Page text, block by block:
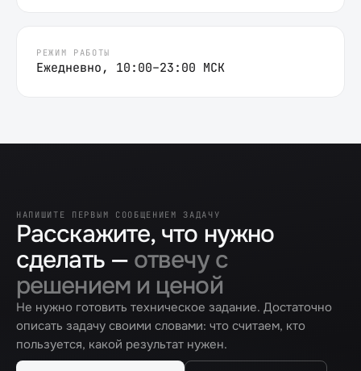
РЕЖИМ РАБОТЫ
Ежедневно, 10:00–23:00 МСК
НАПИШИТЕ ПЕРВЫМ СООБЩЕНИЕМ ЗАДАЧУ
Расскажите, что нужно
сделать — отвечу с
решением и ценой
Не нужно готовить техническое задание. Достаточно
описать задачу своими словами: что считаем, кто
пользуется, какой результат нужен.